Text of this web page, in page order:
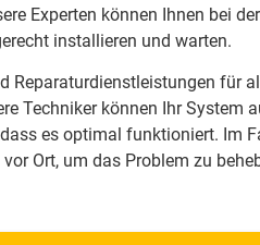
Experten können Ihnen bei
installieren und warten.
Reparaturdienstleistungen für
Techniker können Ihr System
es optimal funktioniert. Im
Ort, um das Problem zu